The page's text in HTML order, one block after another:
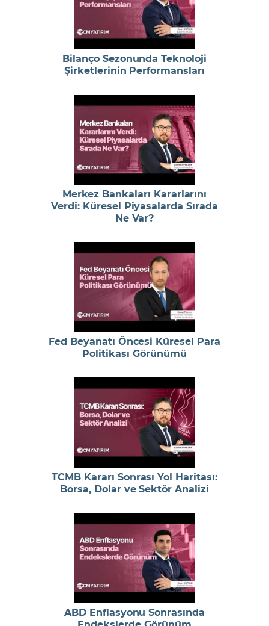
Bilanço Sezonunda Teknoloji
Şirketlerinin Performansları
Merkez Bankaları Kararlarını
Verdi: Küresel Piyasalarda Sırada
Ne Var?
Fed Beyanatı Öncesi Küresel Para
Politikası Görünümü
TCMB Kararı Sonrası Yol Haritası:
Borsa, Dolar ve Sektör Analizi
ABD Enflasyonu Sonrasında